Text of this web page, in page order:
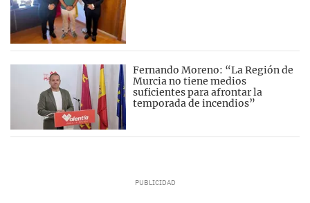
Fernando Moreno: “La Región de
Murcia no tiene medios
suficientes para afrontar la
temporada de incendios”